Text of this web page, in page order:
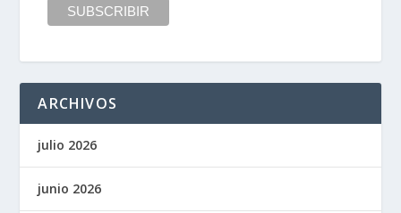
ARCHIVOS
julio 2026
junio 2026